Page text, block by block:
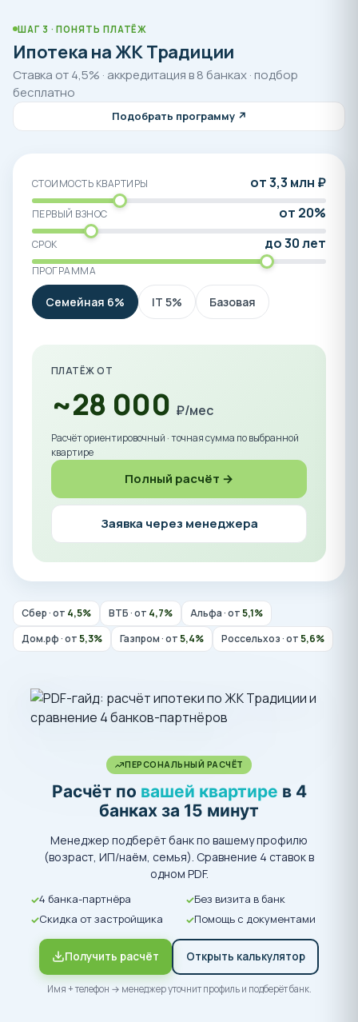
ШАГ 3 · ПОНЯТЬ ПЛАТЁЖ
Ипотека на ЖК Традиции
Ставка от 4,5% · аккредитация в 8 банках · подбор
бесплатно
Подобрать программу ↗
СТОИМОСТЬ КВАРТИРЫ от 3,3 млн ₽
ПЕРВЫЙ ВЗНОС от 20%
СРОК до 30 лет
ПРОГРАММА
Семейная 6% IT 5% Базовая
ПЛАТЁЖ ОТ
~28 000 ₽/мес
Расчёт ориентировочный · точная сумма по выбранной
квартире
Полный расчёт →
Заявка через менеджера
Сбер · от 4,5% ВТБ · от 4,7% Альфа · от5,1%
Дом.рф · от5,3% Газпром · от5,4% Россельхоз · от5,6%
ПЕРСОНАЛЬНЫЙ РАСЧЁТ
Расчёт по вашей квартире в 4
банках за 15 минут
Менеджер подберёт банк по вашему профилю
(возраст, ИП/наём, семья). Сравнение 4 ставок в
одном PDF.
4 банка-партнёра
Без визита в банк
Скидка от застройщика
Помощь с документами
Получить расчёт Открыть калькулятор
Имя + телефон → менеджер уточнит профиль и подберёт банк.